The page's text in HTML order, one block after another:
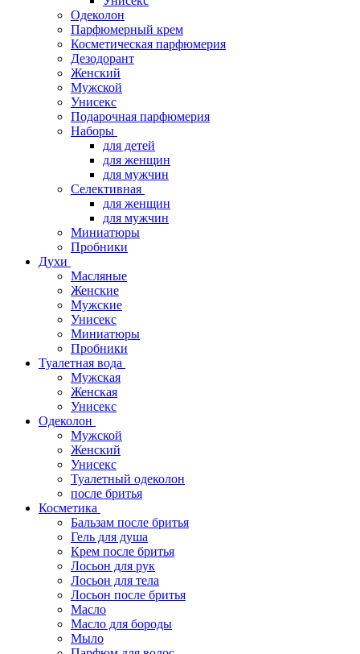
Одеколон
Парфюмерный крем
Косметическая парфюмерия
Дезодорант
Женский
Мужской
Унисекс
Подарочная парфюмерия
Наборы
для детей
для женщин
для мужчин
Селективная
для женщин
для мужчин
Миниатюры
Пробники
Духи
Масляные
Женские
Мужские
Унисекс
Миниатюры
Пробники
Туалетная вода
Мужская
Женская
Унисекс
Одеколон
Мужской
Женский
Унисекс
Туалетный одеколон
после бритья
Косметика
Бальзам после бритья
Гель для душа
Крем после бритья
Лосьон для рук
Лосьон для тела
Лосьон после бритья
Масло
Масло для бороды
Мыло